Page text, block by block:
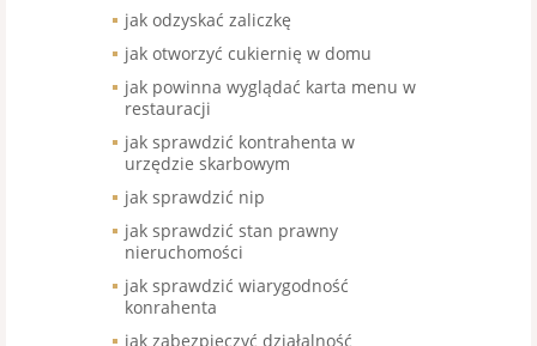
jak odzyskać zaliczkę
jak otworzyć cukiernię w domu
jak powinna wyglądać karta menu w
restauracji
jak sprawdzić kontrahenta w
urzędzie skarbowym
jak sprawdzić nip
jak sprawdzić stan prawny
nieruchomości
jak sprawdzić wiarygodność
konrahenta
jak zabezpieczyć działalność